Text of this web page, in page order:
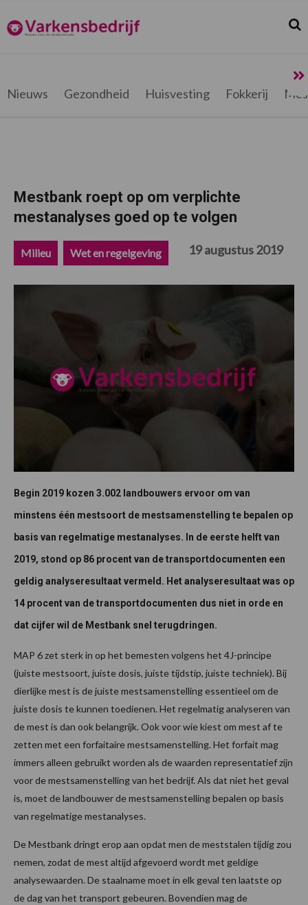
de
hoofdnavigatie
de
hoofd
de
eerste
de
voettekst
Varkensbedrijf.be
Nieuws Gezondheid Huisvesting Fokkerij
Mestbank roept op om verplichte
mestanalyses goed op te volgen
Milieu Wet en regelgeving 19 augustus 2019
Begin 2019 kozen 3.002 landbouwers ervoor om van
minstens één mestsoort de mestsamenstelling te bepalen op
basis van regelmatige mestanalyses. In de eerste helft van
2019, stond op 86 procent van de transportdocumenten een
geldig analyseresultaat vermeld. Het analyseresultaat was op
14 procent van de transportdocumenten dus niet in orde en
dat cijfer wil de Mestbank snel terugdringen.
MAP 6 zet sterk in op het bemesten volgens het 4J-principe
(juiste mestsoort, juiste dosis, juiste tijdstip, juiste techniek). Bij
dierlijke mest is de juiste mestsamenstelling essentieel om de
juiste dosis te kunnen toedienen. Het regelmatig analyseren van
de mest is dan ook belangrijk. Ook voor wie kiest om mest af te
zetten met een forfaitaire mestsamenstelling. Het forfait mag
immers alleen gebruikt worden als de waarden representatief zijn
voor de mestsamenstelling van het bedrijf. Als dat niet het geval
is, moet de landbouwer de mestsamenstelling bepalen op basis
van regelmatige mestanalyses.
De Mestbank dringt erop aan opdat men de meststalen tijdig zou
nemen, zodat de mest altijd afgevoerd wordt met geldige
analysewaarden. De staalname moet in elk geval ten laatste op
de dag van het transport gebeuren. Bovendien mag de